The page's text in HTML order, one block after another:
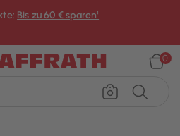
Bis zu 60 € sparen¹
0